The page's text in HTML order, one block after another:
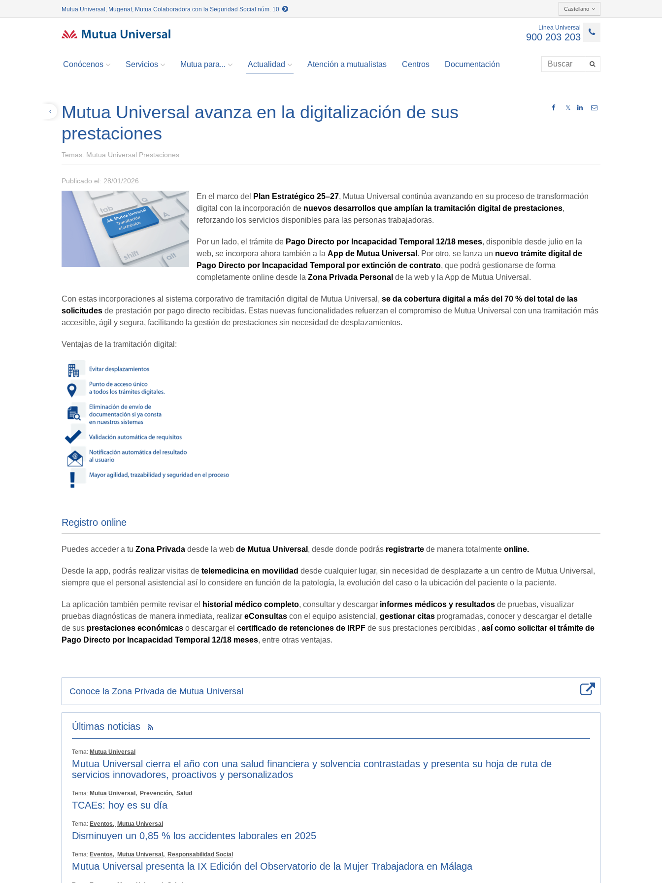
Mutua Universal, Mugenat, Mutua Colaboradora con la Seguridad Social núm. 10 Castellano
Línea Universal
900 203 203
Conócenos Servicios Mutua para... Actualidad Atención a mutualistas Centros Documentación
𝕏
Mutua Universal avanza en la digitalización de sus
prestaciones
Temas: Mutua Universal Prestaciones
Publicado el: 28/01/2026
En el marco del Plan Estratégico 25–27, Mutua Universal continúa avanzando en su proceso de transformación
digital con la incorporación de nuevos desarrollos que amplían la tramitación digital de prestaciones,
reforzando los servicios disponibles para las personas trabajadoras.
Por un lado, el trámite de Pago Directo por Incapacidad Temporal 12/18 meses, disponible desde julio en la
web, se incorpora ahora también a la App de Mutua Universal . Por otro, se lanza un nuevo trámite digital de
Pago Directo por Incapacidad Temporal por extinción de contrato, que podrá gestionarse de forma
completamente online desde la Zona Privada Personal de la web y la App de Mutua Universal.
Con estas incorporaciones al sistema corporativo de tramitación digital de Mutua Universal, se da cobertura digital a más del 70 % del total de las
solicitudes de prestación por pago directo recibidas. Estas nuevas funcionalidades refuerzan el compromiso de Mutua Universal con una tramitación más
accesible, ágil y segura, facilitando la gestión de prestaciones sin necesidad de desplazamientos.
Ventajas de la tramitación digital:
Registro online
Puedes acceder a tu Zona Privada desde la web de Mutua Universal , desde donde podrás registrarte de manera totalmente online.
Desde la app, podrás realizar visitas de telemedicina en movilidad desde cualquier lugar, sin necesidad de desplazarte a un centro de Mutua Universal,
siempre que el personal asistencial así lo considere en función de la patología, la evolución del caso o la ubicación del paciente o la paciente.
La aplicación también permite revisar el historial médico completo, consultar y descargar informes médicos y resultados de pruebas, visualizar
pruebas diagnósticas de manera inmediata, realizar eConsultas con el equipo asistencial, gestionar citas programadas, conocer y descargar el detalle
de sus prestaciones económicas o descargar el certificado de retenciones de IRPF de sus prestaciones percibidas , así como solicitar el trámite de
Pago Directo por Incapacidad Temporal 12/18 meses, entre otras ventajas.
Conoce la Zona Privada de Mutua Universal
Últimas noticias
Tema: Mutua Universal
Mutua Universal cierra el año con una salud financiera y solvencia contrastadas y presenta su hoja de ruta de
servicios innovadores, proactivos y personalizados
Tema: Mutua Universal, Prevención, Salud
TCAEs: hoy es su día
Tema: Eventos, Mutua Universal
Disminuyen un 0,85 % los accidentes laborales en 2025
Tema: Eventos, Mutua Universal, Responsabilidad Social
Mutua Universal presenta la IX Edición del Observatorio de la Mujer Trabajadora en Málaga